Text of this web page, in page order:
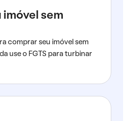
imóvel sem
comprar seu imóvel sem
use o FGTS para turbinar